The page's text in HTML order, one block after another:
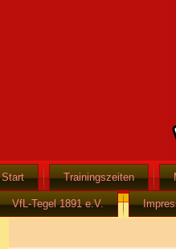
Start Trainingszeiten
VfL-Tegel 1891 e.V.